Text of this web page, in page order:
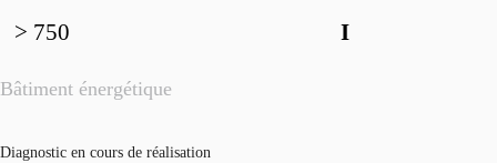
Bâtiment énergétique
I
> 750
Diagnostic en cours de réalisation